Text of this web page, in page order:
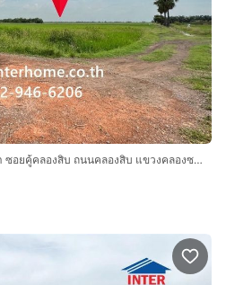
ที่ดินเปล่า 1 ไร่ 84 ตร.ว. ที่ดินเปล่า ซอยคู้คลองสิบ ถนนคลองสิบ แขวงคลองซอยที่10 ฝั่งตะวันออก เขตหนองจอก กรุงเทพมหานคร